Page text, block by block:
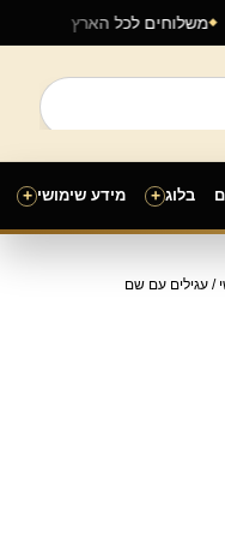
משלוחים לכל הארץ
בלוג + מידע שימושי +
/עגילים עם שם